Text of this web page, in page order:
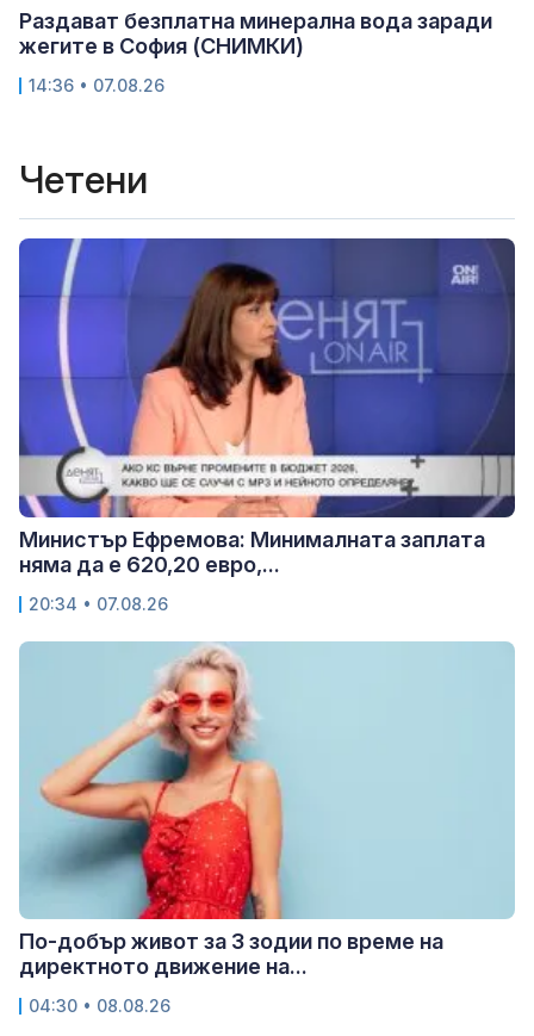
Раздават безплатна минерална вода заради
жегите в София (СНИМКИ)
14:36 • 07.08.26
Четени
Министър Ефремова: Минималната заплата
няма да е 620,20 евро,...
20:34 • 07.08.26
По-добър живот за 3 зодии по време на
директното движение на...
04:30 • 08.08.26